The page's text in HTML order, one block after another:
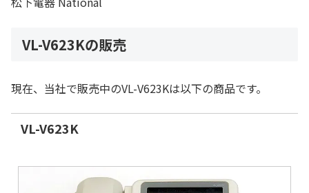
VL-V623Kの販売
現在、当社で販売中のVL-V623Kは以下の商品です。
VL-V623K